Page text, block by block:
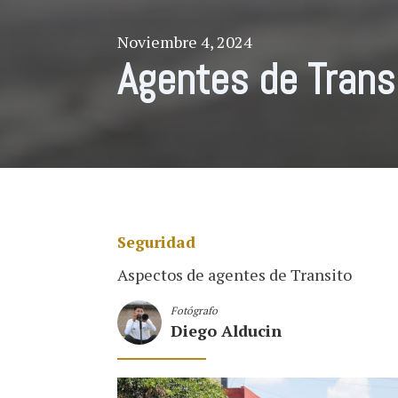
Noviembre 4, 2024
Agentes de
Seguridad
Aspectos de agentes de Transito
Fotógrafo
Diego Alducin